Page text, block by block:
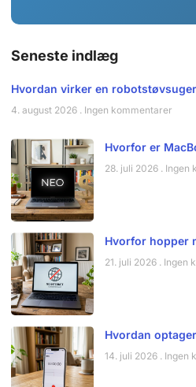
Seneste indlæg
Hvordan virker en
4. august 2026 Ingen kommentarer
Hvorfor er
28. juli 2026 Ingen
Hvorfor hopper
21. juli 2026 Ingen
Hvordan
14. juli 2026 Ingen